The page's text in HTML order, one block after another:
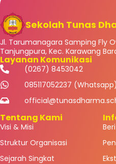
Sekolah Tunas
Jl. Tarumanagara Samping Fly
Tanjungpura, Kec. Karawang
Layanan Komunikasi
(0267) 8453042
085117052237 (Whatsapp)
Tentang Kami
Visi & Misi
Struktur Organisasi
Sejarah Singkat